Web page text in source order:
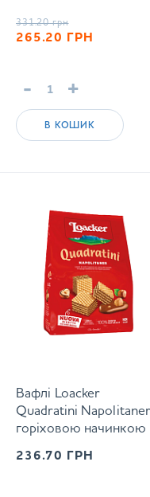
331.20 грн
265.20 ГРН
- +
В КОШИК
Вафлі Loacker
Quadratini Napolitaner
горіховою начинкою
236.70 ГРН